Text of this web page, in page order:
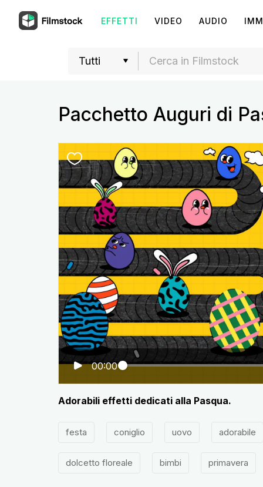
EFFETTI VIDEO AUDIO
Pacchetto Auguri di
00:00
Adorabili effetti dedicati alla Pasqua.
festa coniglio uovo adorabile
dolcetto floreale bimbi primavera